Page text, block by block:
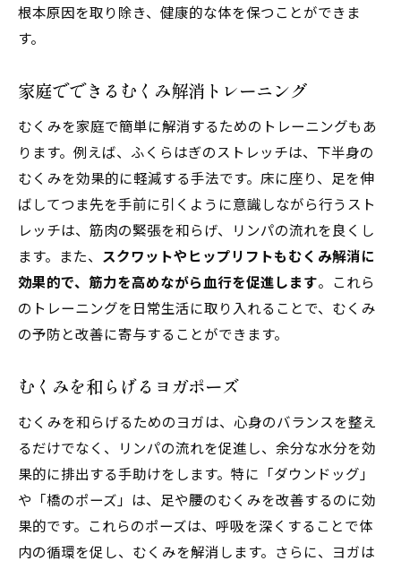
根本原因を取り除き、健康的な体を保つことができま
す。
家庭でできるむくみ解消トレーニング
むくみを家庭で簡単に解消するためのトレーニングもあ
ります。例えば、ふくらはぎのストレッチは、下半身の
むくみを効果的に軽減する手法です。床に座り、足を伸
ばしてつま先を手前に引くように意識しながら行うスト
レッチは、筋肉の緊張を和らげ、リンパの流れを良くし
ます。また、 スクワットやヒップリフトもむくみ解消に
効果的で、筋力を高めながら血行を促進します。これら
のトレーニングを日常生活に取り入れることで、むくみ
の予防と改善に寄与することができます。
むくみを和らげるヨガポーズ
むくみを和らげるためのヨガは、心身のバランスを整え
るだけでなく、リンパの流れを促進し、余分な水分を効
果的に排出する手助けをします。特に「ダウンドッグ」
や「橋のポーズ」は、足や腰のむくみを改善するのに効
果的です。これらのポーズは、呼吸を深くすることで体
内の循環を促し、むくみを解消します。さらに、ヨガは